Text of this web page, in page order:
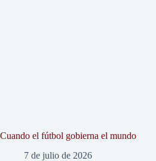
Cuando el fútbol gobierna el mundo
7 de julio de 2026